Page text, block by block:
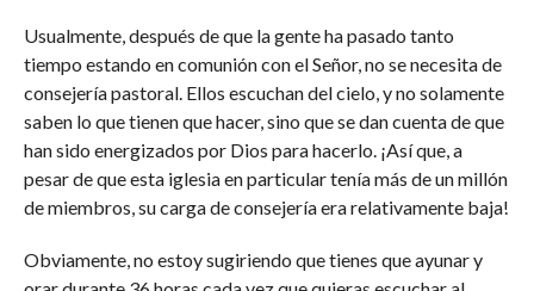
Usualmente, después de que la gente ha pasado tanto
tiempo estando en comunión con el Señor, no se necesita de
consejería pastoral. Ellos escuchan del cielo, y no solamente
saben lo que tienen que hacer, sino que se dan cuenta de que
han sido energizados por Dios para hacerlo. ¡Así que, a
pesar de que esta iglesia en particular tenía más de un millón
de miembros, su carga de consejería era relativamente baja!
Obviamente, no estoy sugiriendo que tienes que ayunar y